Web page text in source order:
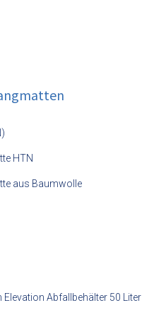
HTN
aus Baumwolle
Abfallbehälter 50 Liter